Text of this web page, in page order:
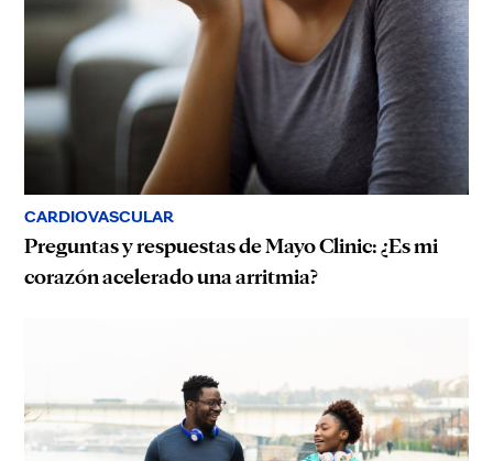
CARDIOVASCULAR
Preguntas y respuestas de Mayo Clinic: ¿Es mi
corazón acelerado una arritmia?